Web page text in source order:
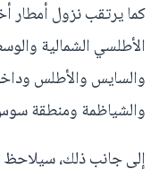
كما يرتقب نزول
الأطلسي الشمالية
والسايس والأطلس
والشياظمة ومنطقة
إلى جانب ذلك،